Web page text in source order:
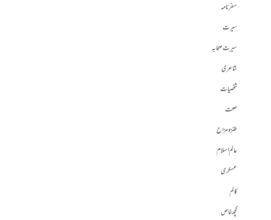
سفرنامہ
سیرت
سیرت صحابہ
شاعری
شخصیات
صحت
طنز و مزاح
عالم اسلام
عسکری
کالم
کچھ خاص